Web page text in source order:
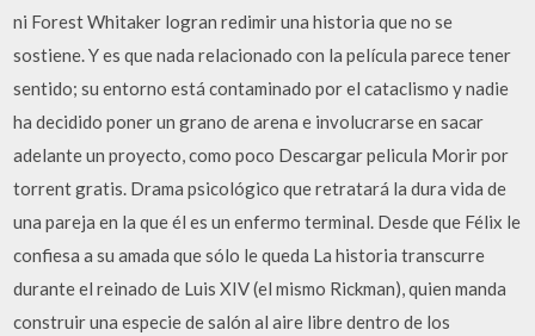
ni Forest Whitaker logran redimir una historia que no se
sostiene. Y es que nada relacionado con la película parece tener
sentido; su entorno está contaminado por el cataclismo y nadie
ha decidido poner un grano de arena e involucrarse en sacar
adelante un proyecto, como poco Descargar pelicula Morir por
torrent gratis. Drama psicológico que retratará la dura vida de
una pareja en la que él es un enfermo terminal. Desde que Félix le
confiesa a su amada que sólo le queda La historia transcurre
durante el reinado de Luis XIV (el mismo Rickman), quien manda
construir una especie de salón al aire libre dentro de los